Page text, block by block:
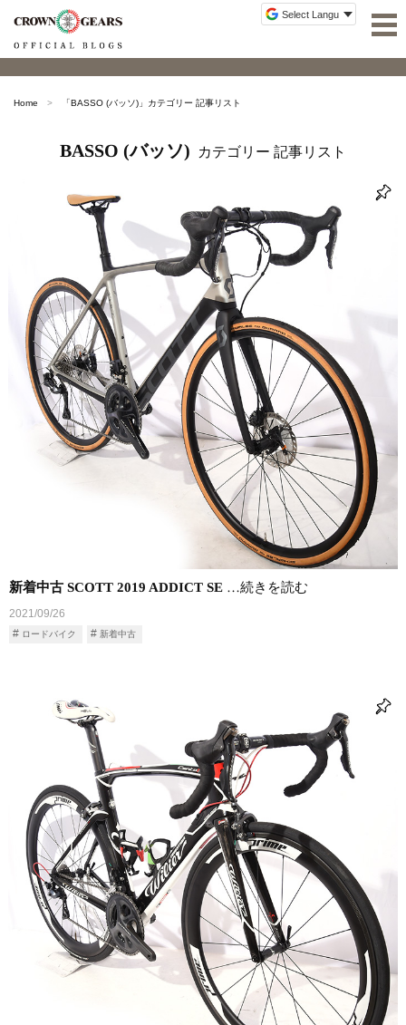
Home 「BASSO (バッソ) 」カテゴリー 記事リスト
BASSO (バッソ) カテゴリー 記事リスト
新着中古 SCOTT 2019 ADDICT SE …続きを読む
2021/09/26
ロードバイク 新着中古